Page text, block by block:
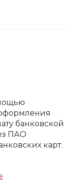
банковской
ПАО
карт.